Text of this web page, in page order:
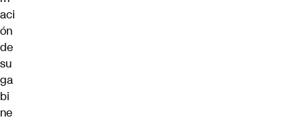
aci
ón
de
su
ga
bi
ne